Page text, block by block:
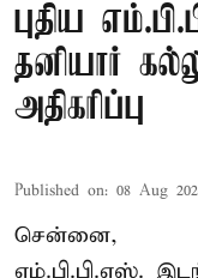
புதிய
தனியார்
அதிகரிப்பு
Published on: 08 Aug
சென்னை,
எம்.பி.பி.எஸ்.